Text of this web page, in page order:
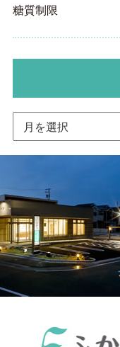
糖質制限
カ
イ